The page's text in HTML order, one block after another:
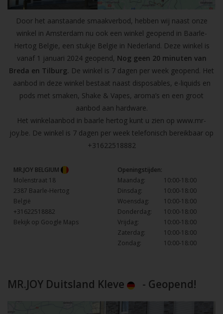
Door het aanstaande smaakverbod, hebben wij naast onze
winkel in Amsterdam nu ook een winkel geopend in Baarle-
Hertog Belgie, een stukje Belgie in Nederland. Deze winkel is
vanaf 1 januari 2024 geopend, Nog geen 20 minuten van
Breda en Tilburg. De winkel is 7 dagen per week geopend. Het
aanbod in deze winkel bestaat naast disposables, e-liquids en
pods met smaken, Shake & Vapes, aroma’s en een groot
aanbod aan hardware.
Het winkelaanbod in baarle hertog kunt u zien op www.mr-
joy.be. De winkel is 7 dagen per week telefonisch bereikbaar op
+31622518882
MR.JOY BELGIUM
Molenstraat 18
2387 Baarle-Hertog
België
+31622518882
Bekijk op Google Maps
Openingstijden:
Maandag:
10:00-18:00
Dinsdag:
10:00-18:00
Woensdag:
10:00-18:00
Donderdag:
10:00-18:00
Vrijdag:
10:00-18:00
Zaterdag:
10:00-18:00
Zondag:
10:00-18:00
MR.JOY Duitsland Kleve - Geopend!